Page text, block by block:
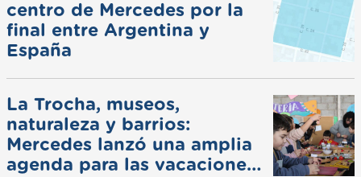
centro de Mercedes por la
final entre Argentina y
España
La Trocha, museos,
naturaleza y barrios:
Mercedes lanzó una amplia
agenda para las vacaciones